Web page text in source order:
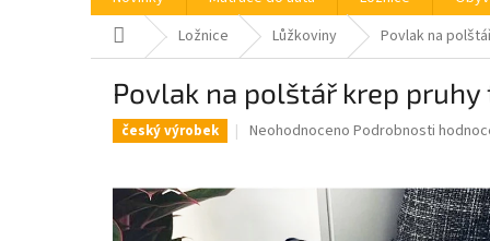
Domů Ložnice Lůžkoviny Povlak na
Povlak na polštář krep
český výrobek
Průměrné
je
Neohodnoceno Podrobnosti